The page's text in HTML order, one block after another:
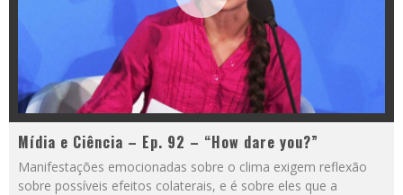
Mídia e Ciência – Ep. 92 – “How dare you?”
Manifestações emocionadas sobre o clima exigem reflexão
sobre possíveis efeitos colaterais, e é sobre eles que a